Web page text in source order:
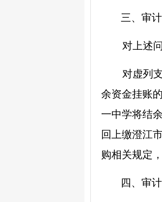
三、审计
对上述
对虚列
余资金挂账
一中学将结
回上缴澄江
购相关规定
四、 审计